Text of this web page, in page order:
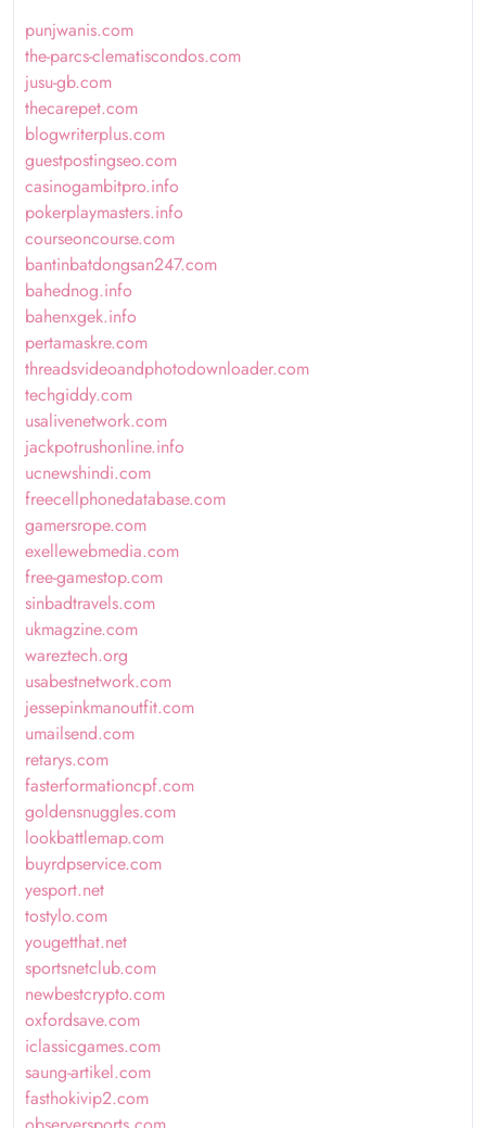
punjwanis.com
the-parcs-clematiscondos.com
jusu-gb.com
thecarepet.com
blogwriterplus.com
guestpostingseo.com
casinogambitpro.info
pokerplaymasters.info
courseoncourse.com
bantinbatdongsan247.com
bahednog.info
bahenxgek.info
pertamaskre.com
threadsvideoandphotodownloader.com
techgiddy.com
usalivenetwork.com
jackpotrushonline.info
ucnewshindi.com
freecellphonedatabase.com
gamersrope.com
exellewebmedia.com
free-gamestop.com
sinbadtravels.com
ukmagzine.com
wareztech.org
usabestnetwork.com
jessepinkmanoutfit.com
umailsend.com
retarys.com
fasterformationcpf.com
goldensnuggles.com
lookbattlemap.com
buyrdpservice.com
yesport.net
tostylo.com
yougetthat.net
sportsnetclub.com
newbestcrypto.com
oxfordsave.com
iclassicgames.com
saung-artikel.com
fasthokivip2.com